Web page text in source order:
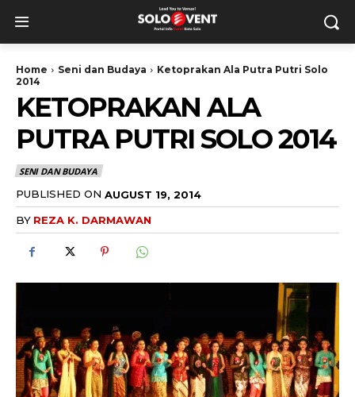
Home Seni dan Budaya
Ketoprakan Ala Putra Putri Solo
2014
KETOPRAKAN ALA
PUTRA PUTRI SOLO 2014
SENI DAN BUDAYA
PUBLISHED ON AUGUST 19, 2014
BY REZA K. DARMAWAN